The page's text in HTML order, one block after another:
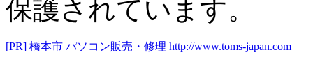
保護されています。
[PR] 橋本市 パソコン販売・修理 http://www.toms-japan.com